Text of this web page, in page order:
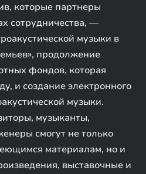
которые партнеры
сотрудничества, —
музыки в
продолжение
фондов, которая
и создание электронного
музыки.
музыканты,
смогут не только
материалам, но и
выставочные и